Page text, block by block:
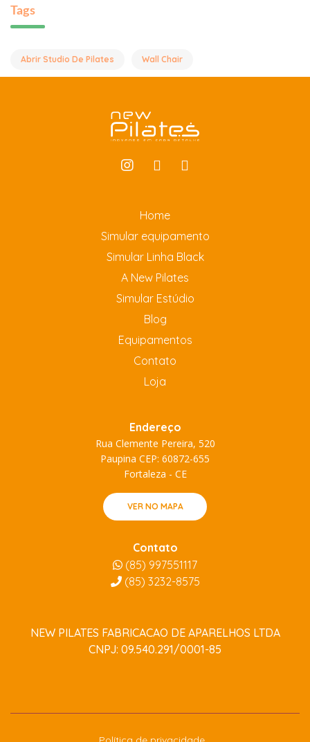
Tags
Abrir Studio De Pilates Wall Chair
Home
Simular equipamento
Simular Linha Black
A New Pilates
Simular Estúdio
Blog
Equipamentos
Contato
Loja
Endereço
Rua Clemente Pereira, 520
Paupina CEP: 60872-655
Fortaleza - CE
VER NO MAPA
Contato
(85) 997551117
(85) 3232-8575
NEW PILATES FABRICACAO DE APARELHOS LTDA
CNPJ: 09.540.291/0001-85